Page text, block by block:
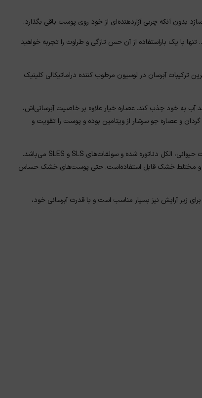
بدون آنکه چربی آزاردهنده‌ای از خود روی پوست باقی بگذارد.
با یک‌ باراستفاده از آن حس تازگی و طراوت را تجربه خواهید
ترکیبات آبرسان در لوسیون مرطوب کننده دراماتیکالی کلینیک
آب به خود جذب کند. عصاره خیار علاوه بر خاصیت آبرسانی‌اش،
و عصاره جو سرشار از ویتامین بوده و پوست را تقویت و
مرطوب کننده پوست خشک کلینیک فرمولاسیون کاملا گیاهی داشته و فاقد ترکیبات حیوانی، الکل دناتوره شده و سولفات‌های SLS و SLES می‌باشد.
و مختلط خشک قابل استفاده‌است. حتی پوست‌های خشک حساس
زیر آرایش نیز بسیار مناسب است و با قدرت آبرسانی خود،